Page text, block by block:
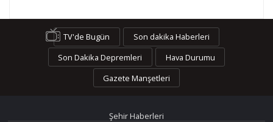
TV'de Bugün
Son dakika Haberleri
Son Dakika Depremleri
Hava Durumu
Gazete Manşetleri
Şehir Haberleri